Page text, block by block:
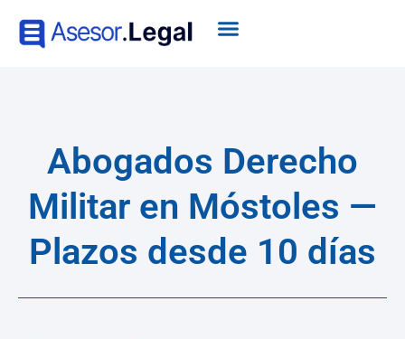
Abogados Derecho
Militar en Móstoles —
Plazos desde 10 días